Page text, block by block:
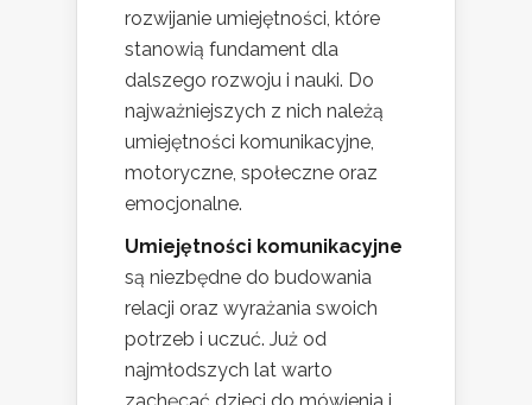
rozwijanie umiejętności, które
stanowią fundament dla
dalszego rozwoju i nauki. Do
najważniejszych z nich należą
umiejętności komunikacyjne,
motoryczne, społeczne oraz
emocjonalne.
Umiejętności komunikacyjne
są niezbędne do budowania
relacji oraz wyrażania swoich
potrzeb i uczuć. Już od
najmłodszych lat warto